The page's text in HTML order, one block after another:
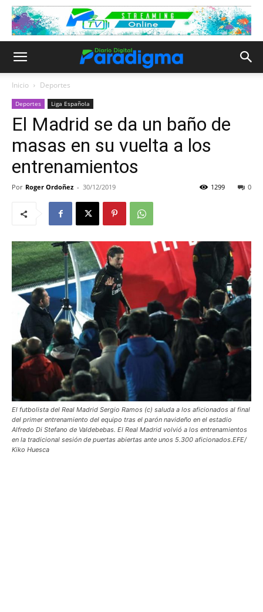
Inicio Deportes
Deportes Liga Española
El Madrid se da un baño de
masas en su vuelta a los
entrenamientos
Por Roger Ordoñez - 30/12/2019 0
1299
El futbolista del Real Madrid Sergio Ramos (c) saluda a los aficionados al final
del primer entrenamiento del equipo tras el parón navideño en el estadio
Alfredo Di Stefano de Valdebebas. El Real Madrid volvió a los entrenamientos
en la tradicional sesión de puertas abiertas ante unos 5.300 aficionados.EFE/
Kiko Huesca